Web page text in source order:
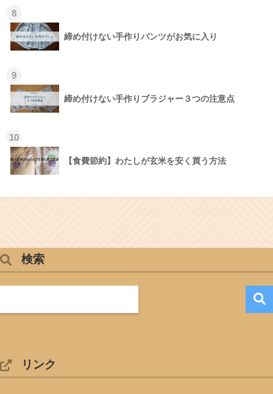
8
締め付けない手作りパンツがお気に入り
9
締め付けない手作りブラジャー３つの注意点
10
【食費節約】わたしが玄米を安く買う方法
検索
リンク